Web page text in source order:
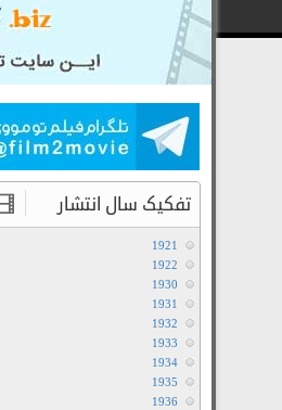
تفکیک سال انتشار
1921
1922
1930
1931
1932
1933
1934
1935
1936